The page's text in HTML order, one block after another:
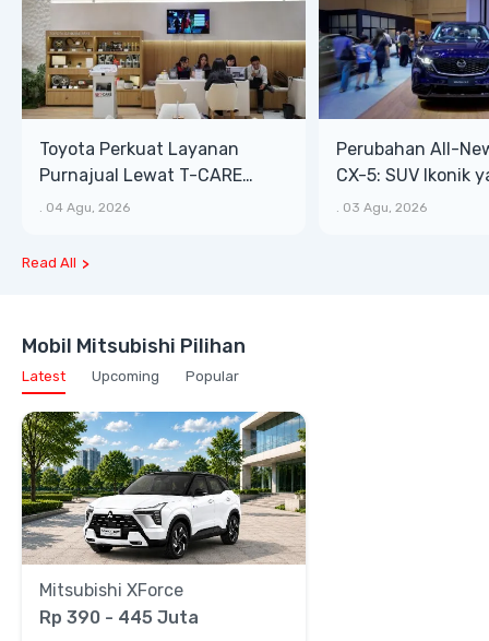
Toyota Perkuat Layanan
Purnajual Lewat T-CARE
XTRA, Manfaat Lebih Besar
. 04 Agu, 2026
Perubahan All-
CX-5: SUV Ikonik
Bongsor, Mewah,
. 03 Agu, 2026
Read All
Mobil Mitsubishi Pilihan
Latest Upcoming Popular
Mitsubishi XForce
Rp 390 - 445 Juta